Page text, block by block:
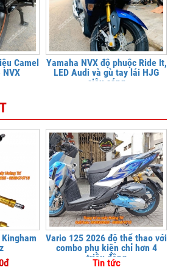
Camel
NVX
Yamaha NVX độ phuộc Ride It,
LED Audi và gù tay lái HJG
siêu sáng
Vario 125 2026 độ thể thao với
combo phụ kiện chỉ hơn 4
triệu đồng
Tin tức